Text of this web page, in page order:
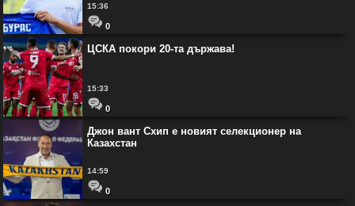
15:36
0
ЦСКА покори 20-та държава!
15:33
0
Джон вант Схип е новият селекционер на
Казахстан
14:59
0